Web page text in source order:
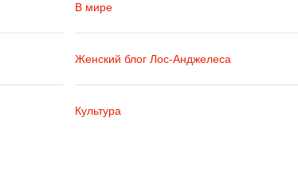
В мире
Женский блог Лос-Анджелеса
Культура